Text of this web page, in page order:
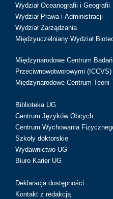
Wydział Oceanografii i Geografii
Wydział Prawa i Administracji
Wydział Zarządzania
Międzyuczelniany Wydział
Międzynarodowe Centrum
Przeciwnowotworowymi (ICCVS)
Międzynarodowe Centrum
Biblioteka UG
Centrum Języków Obcych
Centrum Wychowania
Szkoły doktorskie
Wydawnictwo UG
Biuro Karier UG
Deklaracja dostępności
Kontakt z redakcją